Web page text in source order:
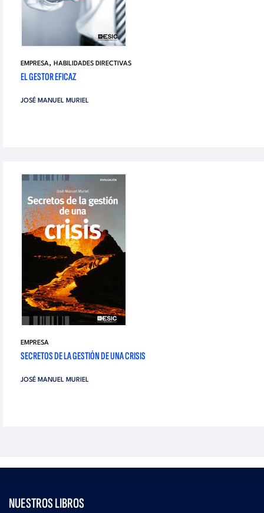
EMPRESA, HABILIDADES DIRECTIVAS
EL GESTOR EFICAZ
JOSÉ MANUEL MURIEL
EMPRESA
SECRETOS DE LA GESTIÓN DE UNA CRISIS
JOSÉ MANUEL MURIEL
NUESTROS LIBROS